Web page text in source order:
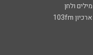
מילים ולחן
ארכיון 103fm